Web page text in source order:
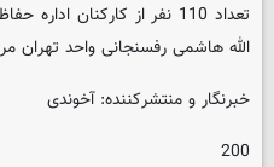
تعداد 110 نفر از کارکنان
الله هاشمی رفسنجانی واحد تهران
خبرنگار و منتشرکننده: آخوندی
200